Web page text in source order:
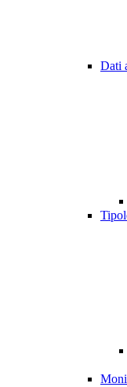
Dati